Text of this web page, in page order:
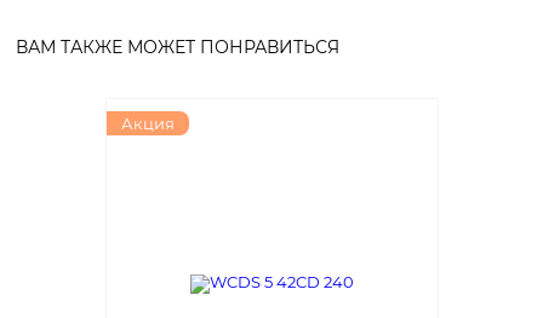
ВАМ ТАКЖЕ МОЖЕТ ПОНРАВИТЬСЯ
Акция